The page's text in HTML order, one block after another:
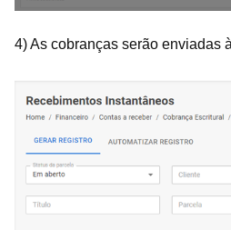
4) As cobranças serão enviadas